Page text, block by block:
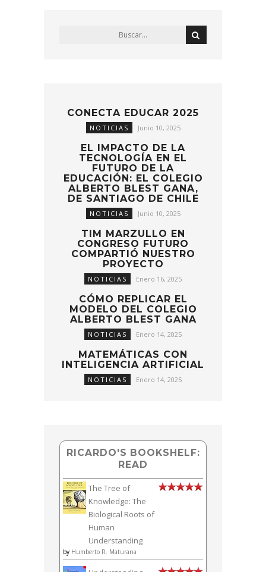
CONECTA EDUCAR 2025
NOTICIAS Junio 10, 2025
EL IMPACTO DE LA
TECNOLOGÍA EN EL
FUTURO DE LA
EDUCACIÓN: EL COLEGIO
ALBERTO BLEST GANA,
DE SANTIAGO DE CHILE
NOTICIAS Junio 10, 2025
TIM MARZULLO EN
CONGRESO FUTURO
COMPARTIÓ NUESTRO
PROYECTO
NOTICIAS Enero 16, 2025
CÓMO REPLICAR EL
MODELO DEL COLEGIO
ALBERTO BLEST GANA
NOTICIAS Enero 14, 2025
MATEMÁTICAS CON
INTELIGENCIA ARTIFICIAL
NOTICIAS Enero 14, 2025
RICARDO'S BOOKSHELF:
READ
The Tree of
Knowledge: The
Biological Roots of
Human
Understanding
by Humberto R. Maturana